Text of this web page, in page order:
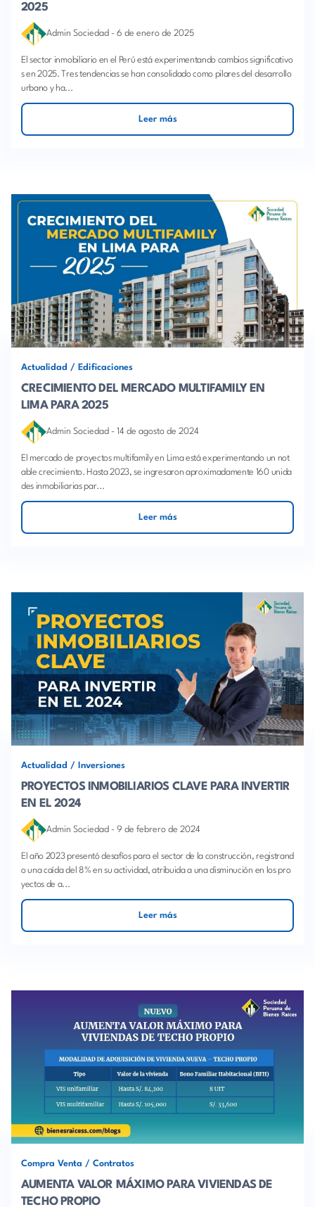
2025
Admin Sociedad - 6 de enero de 2025
El sector inmobiliario en el Perú está experimentando cambios significativo
s en 2025. Tres tendencias se han consolidado como pilares del desarrollo
urbano y ha...
Leer más
Actualidad / Edificaciones
CRECIMIENTO DEL MERCADO MULTIFAMILY EN
LIMA PARA 2025
Admin Sociedad - 14 de agosto de 2024
El mercado de proyectos multifamily en Lima está experimentando un not
able crecimiento. Hasta 2023, se ingresaron aproximadamente 160 unida
des inmobiliarias par...
Leer más
Actualidad / Inversiones
PROYECTOS INMOBILIARIOS CLAVE PARA INVERTIR
EN EL 2024
Admin Sociedad - 9 de febrero de 2024
El año 2023 presentó desafíos para el sector de la construcción, registrand
o una caída del 8% en su actividad, atribuida a una disminución en los pro
yectos de a...
Leer más
Compra Venta / Contratos
AUMENTA VALOR MÁXIMO PARA VIVIENDAS DE
TECHO PROPIO